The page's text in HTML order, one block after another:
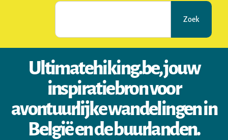
Zoek
Ultimatehiking.be, jouw
inspiratiebron voor
avontuurlijke wandelingen in
België en de buurlanden.